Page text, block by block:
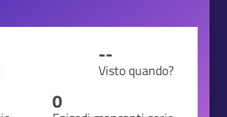
--
Visto quando?
0